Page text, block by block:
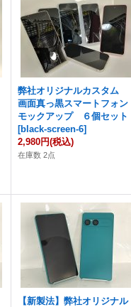
弊社オリジナルカスタム
画面真っ黒スマートフォン
モックアップ ６個セット
[black-screen-6]
2,980円(税込)
在庫数 2点
【新製法】弊社オリジナル